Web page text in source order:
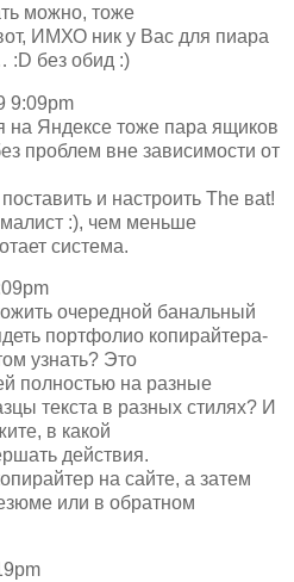
можно, тоже
ИМХО ник у Вас для пиара
:D без обид :)
9:09pm
на Яндексе тоже пара ящиков
проблем вне зависимости от
и настроить The ваt!
:), чем меньше
система.
очередной банальный
портфолио копирайтера-
узнать? Это
полностью на разные
текста в разных стилях? И
в какой
действия.
на сайте, а затем
или в обратном